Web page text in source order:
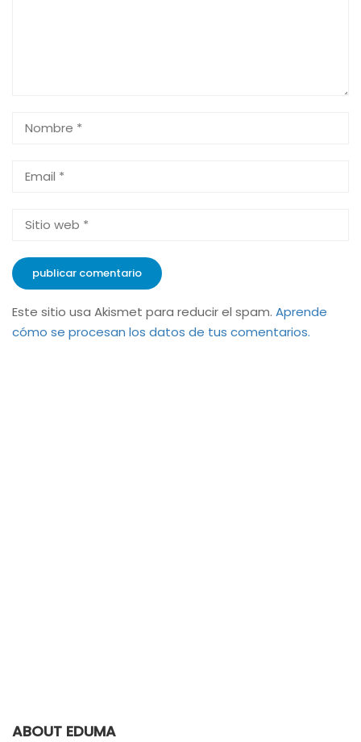
Este sitio usa Akismet para reducir el spam. Aprende
cómo se procesan los datos de tus comentarios.
ABOUT EDUMA